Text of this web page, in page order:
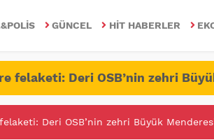
GÜNCEL HIT HABERLER
felaketi: Deri OSB’nin zehri
FETÖ/PDY İLE YALANDAN